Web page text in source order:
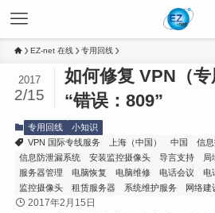
EZ-net 在线 专用回线
如何修复 VPN（
“错误：809”
2017
2/15
专用回线
小知识
VPN 国际专线服务
上海（中国） 中国 信
信息防泄漏系统
安装监控摄像头 导言支持 局
服务器管理
电脑恢复 电脑维修 电话会议 电
监控摄像头
租赁服务器 系统维护服务 网络建
2017年2月15日